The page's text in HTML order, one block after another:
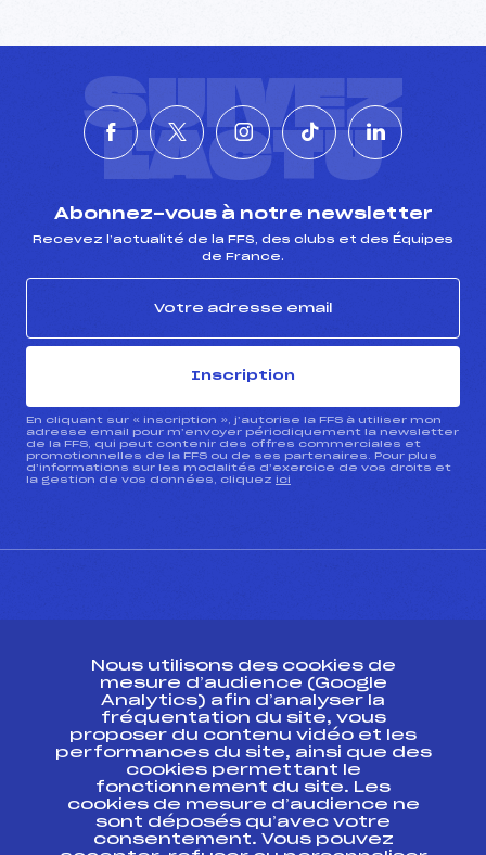
SUIVEZ
L'ACTU
Abonnez-vous à notre newsletter
Recevez l’actualité de la FFS, des clubs et des Équipes
de France.
Inscription
En cliquant sur « inscription », j’autorise la FFS à utiliser mon
adresse email pour m’envoyer périodiquement la newsletter
de la FFS, qui peut contenir des offres commerciales et
promotionnelles de la FFS ou de ses partenaires. Pour plus
d’informations sur les modalités d’exercice de vos droits et
la gestion de vos données, cliquez ici
ESPACE PRESSE
Ressources
Pass’Neige
Projet sportif fédéral
Projet de performance fédéral
Antidopage
Nous utilisons des cookies de
mesure d’audience (Google
Analytics) afin d’analyser la
fréquentation du site, vous
proposer du contenu vidéo et les
performances du site, ainsi que des
cookies permettant le
fonctionnement du site. Les
cookies de mesure d’audience ne
sont déposés qu’avec votre
consentement. Vous pouvez